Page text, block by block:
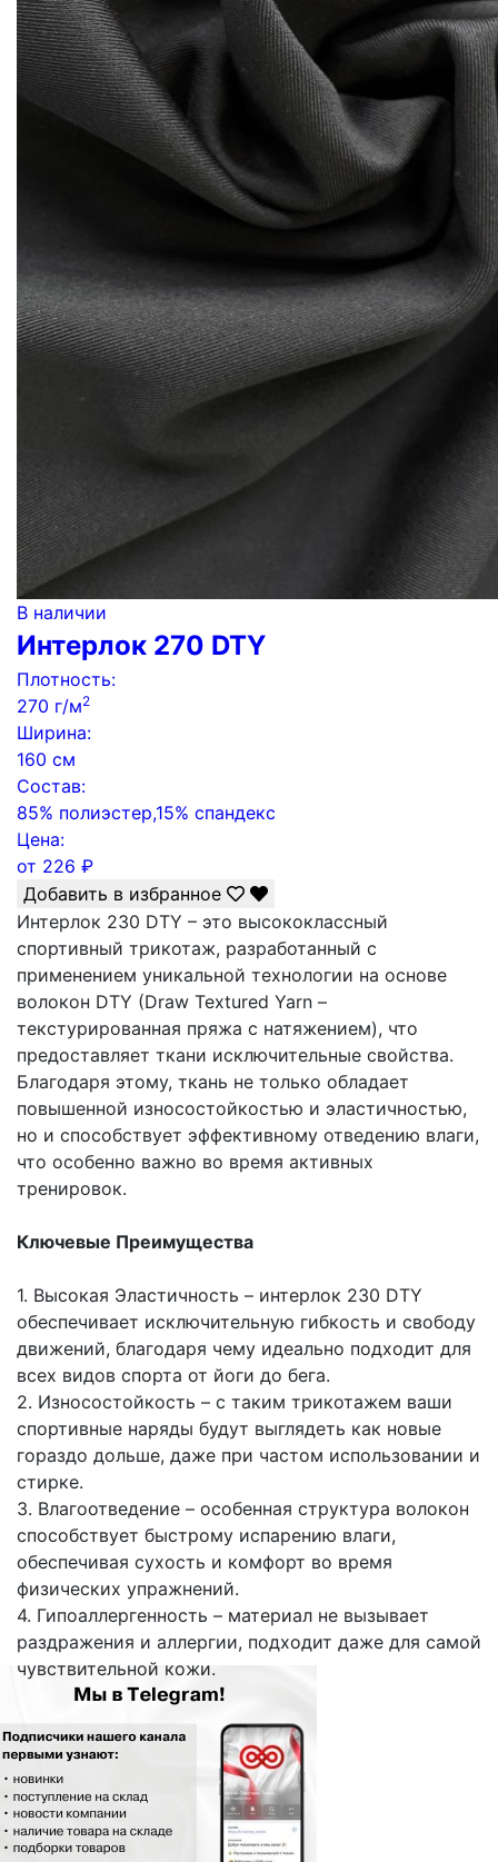
В наличии
Интерлок 270 DTY
Плотность:
270 г/м2
Ширина:
160 см
Состав:
85% полиэстер,15% спандекс
Цена:
от 226 ₽
Добавить в избранное
Интерлок 230 DTY – это высококлассный
спортивный трикотаж, разработанный с
применением уникальной технологии на основе
волокон DTY (Draw Textured Yarn –
текстурированная пряжа с натяжением), что
предоставляет ткани исключительные свойства.
Благодаря этому, ткань не только обладает
повышенной износостойкостью и эластичностью,
но и способствует эффективному отведению влаги,
что особенно важно во время активных
тренировок.
Ключевые Преимущества
1. Высокая Эластичность – интерлок 230 DTY
обеспечивает исключительную гибкость и свободу
движений, благодаря чему идеально подходит для
всех видов спорта от йоги до бега.
2. Износостойкость – с таким трикотажем ваши
спортивные наряды будут выглядеть как новые
гораздо дольше, даже при частом использовании и
стирке.
3. Влагоотведение – особенная структура волокон
способствует быстрому испарению влаги,
обеспечивая сухость и комфорт во время
физических упражнений.
4. Гипоаллергенность – материал не вызывает
раздражения и аллергии, подходит даже для самой
чувствительной кожи.